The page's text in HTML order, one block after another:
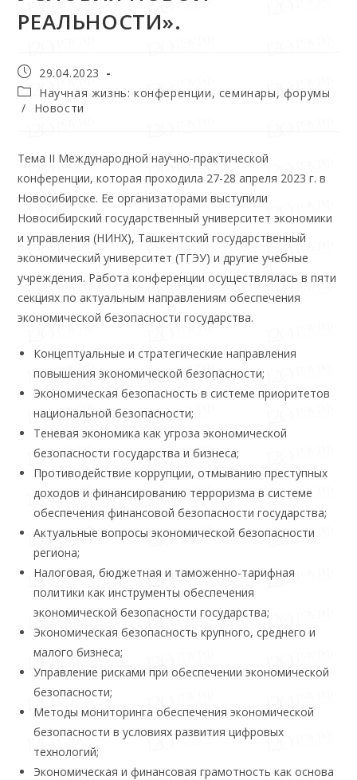
РЕАЛЬНОСТИ».
29.04.2023
Научная жизнь: конференции, семинары, форумы
/
Новости
Тема II Международной научно-практической
конференции, которая проходила 27-28 апреля 2023 г. в
Новосибирске. Ее организаторами выступили
Новосибирский государственный университет экономики
и управления (НИНХ), Ташкентский государственный
экономический университет (ТГЭУ) и другие учебные
учреждения. Работа конференции осуществлялась в пяти
секциях по актуальным направлениям обеспечения
экономической безопасности государства.
Концептуальные и стратегические направления
повышения экономической безопасности;
Экономическая безопасность в системе приоритетов
национальной безопасности;
Теневая экономика как угроза экономической
безопасности государства и бизнеса;
Противодействие коррупции, отмыванию преступных
доходов и финансированию терроризма в системе
обеспечения финансовой безопасности государства;
Актуальные вопросы экономической безопасности
региона;
Налоговая, бюджетная и таможенно-тарифная
политики как инструменты обеспечения
экономической безопасности государства;
Экономическая безопасность крупного, среднего и
малого бизнеса;
Управление рисками при обеспечении экономической
безопасности;
Методы мониторинга обеспечения экономической
безопасности в условиях развития цифровых
технологий;
Экономическая и финансовая грамотность как основа